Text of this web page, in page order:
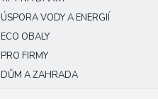
ÚSPORA VODY A ENERGIÍ
ECO OBALY
PRO FIRMY
DŮM A ZAHRADA